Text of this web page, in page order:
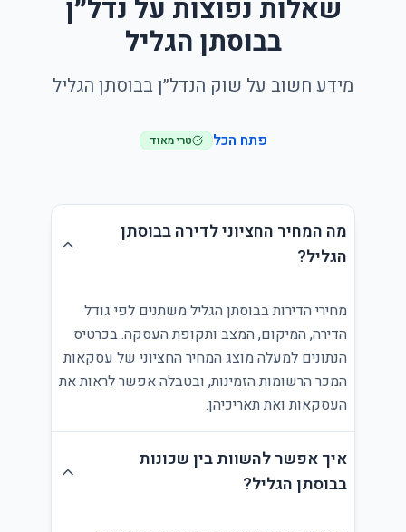
שאלות נפוצות על נדל״ן
בבוסתן הגליל
מידע חשוב על שוק הנדל״ן בבוסתן הגליל
פתח הכל טרי מאוד
מה המחיר החציוני לדירה בבוסתן
הגליל?
מחירי הדירות בבוסתן הגליל משתנים לפי גודל
הדירה, המיקום, המצב ותקופת העסקה. בכרטיס
הנתונים למעלה מוצג המחיר החציוני של עסקאות
המכר הרשומות הזמינות, ובטבלה אפשר לראות את
העסקאות ואת תאריכיהן.
איך אפשר להשוות בין שכונות
בבוסתן הגליל?